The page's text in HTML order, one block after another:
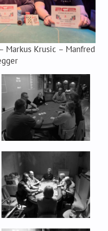
Markus Krusic – Manfred